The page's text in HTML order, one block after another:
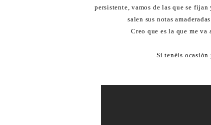
persistente, vamos de las que se
salen sus notas
Creo que es la que me
Si tenéis